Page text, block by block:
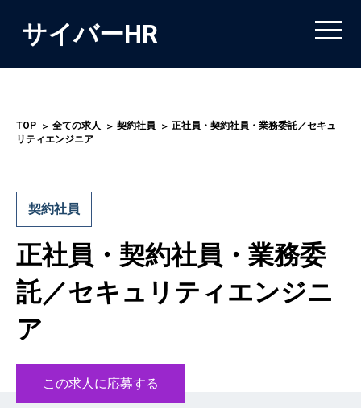
サイバーHR
TOP 全ての求人 契約社員
正社員・契約社員・業務委託／セキュ
リティエンジニア
契約社員
正社員・契約社員・業務委
託／セキュリティエンジニ
ア
この求人に応募する